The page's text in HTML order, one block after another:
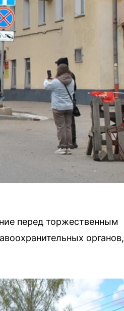
перед торжественным
органов,